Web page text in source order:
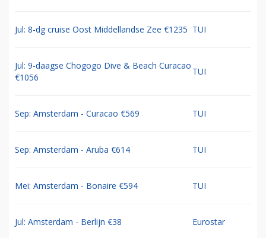
Jul: 8-dg cruise Oost Middellandse Zee €1235 TUI
Jul: 9-daagse Chogogo Dive & Beach Curacao
€1056
TUI
Sep: Amsterdam - Curacao €569 TUI
Sep: Amsterdam - Aruba €614 TUI
Mei: Amsterdam - Bonaire €594 TUI
Jul: Amsterdam - Berlijn €38 Eurostar